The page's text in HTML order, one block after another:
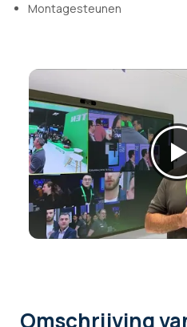
Montagesteunen
Omschrijving